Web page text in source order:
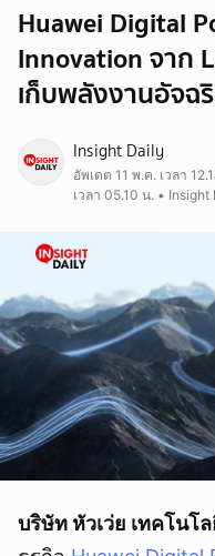
Huawei Digital
Innovation จาก
เก็บพลังงานอัจฉ
Insight Daily
อัพเดต 11 พ.ค. เวลา
เวลา 05.10 น. • Insight
บริษัท หัวเว่ย เทคโนโ